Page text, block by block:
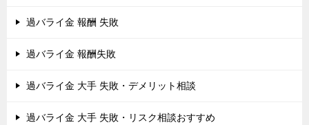
過バライ金 報酬 失敗
過バライ金 報酬失敗
過バライ金 大手 失敗・デメリット相談
過バライ金 大手 失敗・リスク相談おすすめ